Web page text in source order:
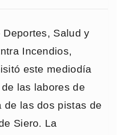
Salud y
Incendios,
este mediodía
las labores de
de las dos pistas de
Siero. La